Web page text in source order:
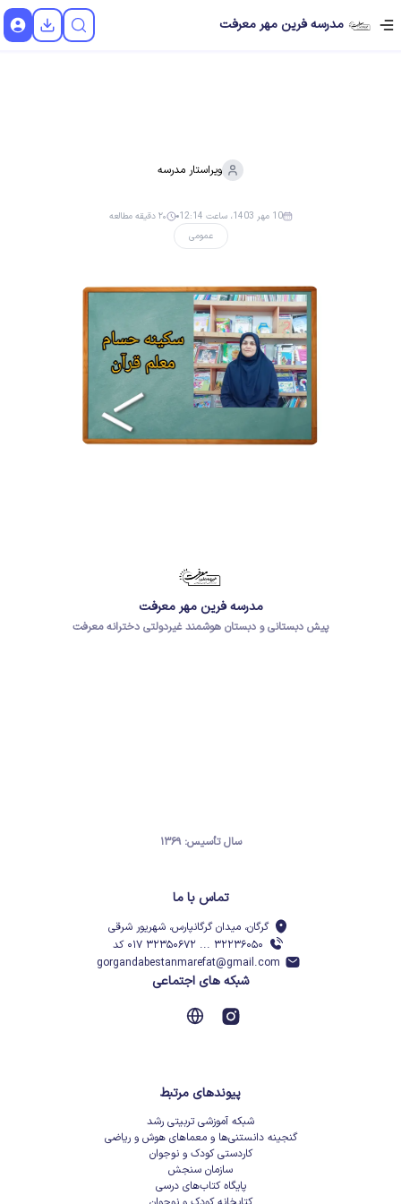
مدرسه فرین مهر معرفت
ویراستار مدرسه
عمومی
10 مهر 1403، ساعت 12:14 ۲۰ دقیقه مطالعه
مدرسه فرین مهر معرفت
پیش دبستانی و دبستان هوشمند غیردولتی دخترانه معرفت
سال تأسیس: ۱۳۶۹
تماس با ما
گرگان، میدان گرگانپارس، شهریور شرقی
۳۲۲۳۶۰۵۰ ... ۳۲۳۵۰۶۷۲ ۰۱۷ کد
gorgandabestanmarefat@gmail.com
شبکه های اجتماعی
پیوندهای مرتبط
شبکه آموزشی تربیتی رشد
گنجینه دانستنی‌ها و معماهای هوش و ریاضی
کاردستی کودک و نوجوان
سازمان سنجش
پایگاه کتاب‌های درسی